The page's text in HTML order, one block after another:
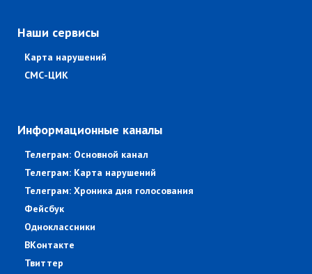
Наши сервисы
Карта нарушений
СМС-ЦИК
Информационные каналы
Телеграм: Основной канал
Телеграм: Карта нарушений
Телеграм: Хроника дня голосования
Фейсбук
Одноклассники
ВКонтакте
Твиттер